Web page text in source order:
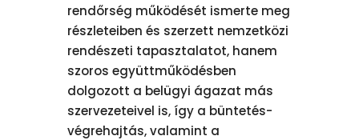
rendőrség működését ismerte meg
részleteiben és szerzett nemzetközi
rendészeti tapasztalatot, hanem
szoros együttműködésben
dolgozott a belügyi ágazat más
szervezeteivel is, így a büntetés-
végrehajtás, valamint a